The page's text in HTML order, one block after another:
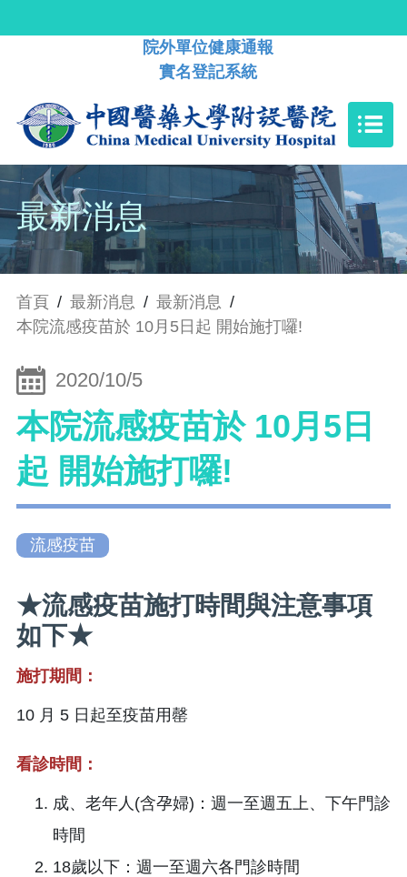
院外單位健康通報
實名登記系統
最新消息
首頁 / 最新消息 / 最新消息 /
本院流感疫苗於 10月5日起 開始施打囉!
2020/10/5
本院流感疫苗於 10月5日
起 開始施打囉!
流感疫苗
★流感疫苗施打時間與注意事項
如下★
施打期間：
10 月 5 日起至疫苗用罄
看診時間：
成、老年人(含孕婦)：週一至週五上、下午門診
時間
18歲以下：週一至週六各門診時間